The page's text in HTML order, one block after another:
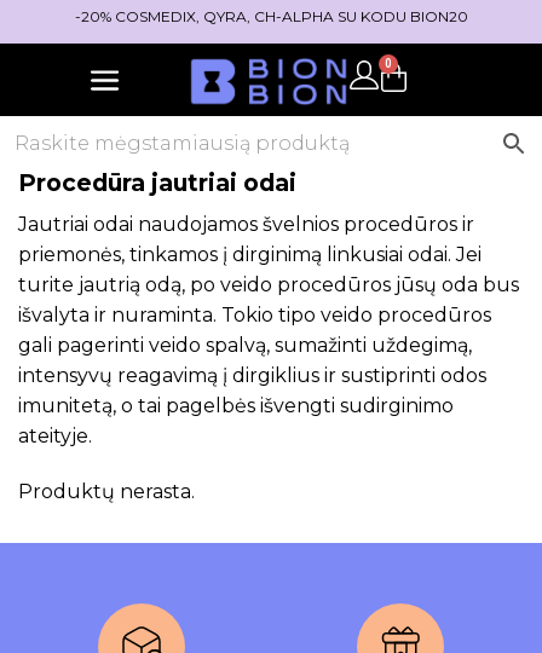
-20% COSMEDIX, QYRA, CH-ALPHA SU KODU BION20
0
Procedūra jautriai odai
Jautriai odai naudojamos švelnios procedūros ir
priemonės, tinkamos į dirginimą linkusiai odai. Jei
turite jautrią odą, po veido procedūros jūsų oda bus
išvalyta ir nuraminta. Tokio tipo veido procedūros
gali pagerinti veido spalvą, sumažinti uždegimą,
intensyvų reagavimą į dirgiklius ir sustiprinti odos
imunitetą, o tai pagelbės išvengti sudirginimo
ateityje.
Produktų nerasta.